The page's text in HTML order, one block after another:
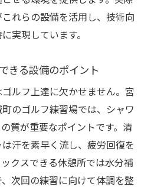
れらの設備を活用し、技術向
実現しています。
きる設備のポイント
ルフ上達に欠かせません。宮
のゴルフ練習場では、シャワ
質が重要なポイントです。清
汗を素早く流し、疲労回復を
クスできる休憩所では水分補
次回の練習に向けて体調を整